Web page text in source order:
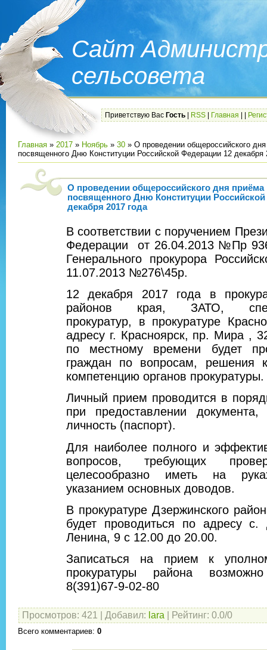
Сайт
сельсовета
Приветствую Вас Гость RSS Главная
Главная » 2017 » Ноябрь » 30 » О проведении общероссийского
посвященного Дню Конституции Российской Федерации 12 декабря
О проведении общероссийского дня приёма
посвященного Дню Конституции
декабря 2017 года
В соответствии с поручением
Федерации от 26.04.2013 №Пр
Генерального прокурора
11.07.2013 №276\45р.
12 декабря 2017 года в
районов края, ЗАТО,
прокуратур, в прокуратуре
адресу г. Красноярск, пр. Мира ,
по местному времени будет
граждан по вопросам, решения
компетенцию органов прокуратуры.
Личный прием проводится в
при предоставлении документа,
личность (паспорт).
Для наиболее полного и
вопросов, требующих
целесообразно иметь на
указанием основных доводов.
В прокуратуре Дзержинского
будет проводиться по адресу с.
Ленина, 9 с 12.00 до 20.00.
Записаться на прием к
прокуратуры района
8(391)67-9-02-80
Просмотров: 421 Добавил: lara Рейтинг: 0.0/0
Всего комментариев: 0